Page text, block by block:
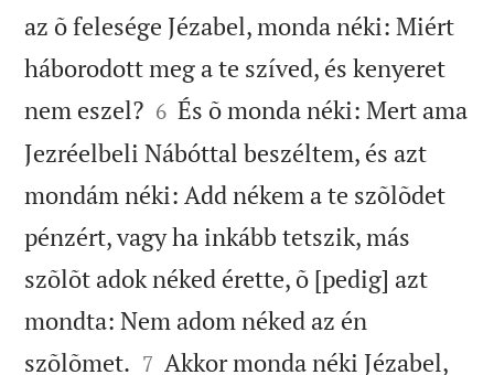
az õ felesége Jézabel, monda néki: Miért
háborodott meg a te szíved, és kenyeret
nem eszel?
6 És õ monda néki: Mert ama
Jezréelbeli Nábóttal beszéltem, és azt
mondám néki: Add nékem a te szõlõdet
pénzért, vagy ha inkább tetszik, más
szõlõt adok néked érette, õ [pedig] azt
mondta: Nem adom néked az én
szõlõmet. 

7 Akkor monda néki Jézabel,